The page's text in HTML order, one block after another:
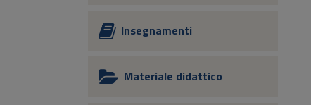
Insegnamenti
Materiale didattico